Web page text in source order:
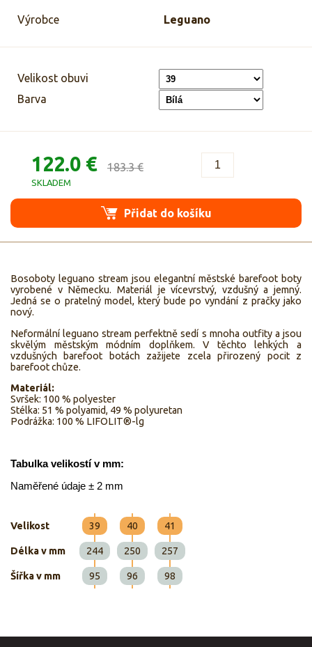
Výrobce Leguano
Velikost obuvi
Barva
122.0 € 183.3 €
SKLADEM
Přidat do košíku
Bosoboty leguano stream jsou elegantní městské barefoot boty
vyrobené v Německu. Materiál je vícevrstvý, vzdušný a jemný.
Jedná se o pratelný model, který bude po vyndání z pračky jako
nový.
Neformální leguano stream perfektně sedí s mnoha outfity a jsou
skvělým městským módním doplňkem. V těchto lehkých a
vzdušných barefoot botách zažijete zcela přirozený pocit z
barefoot chůze.
Materiál:
Svršek: 100 % polyester
Stélka: 51 % polyamid, 49 % polyuretan
Podrážka: 100 % LIFOLIT®-lg
Tabulka velikostí v mm:
Naměřené údaje ± 2 mm
Velikost 39 40 41
Délka v mm 244 250 257
Šířka v mm 95 96 98